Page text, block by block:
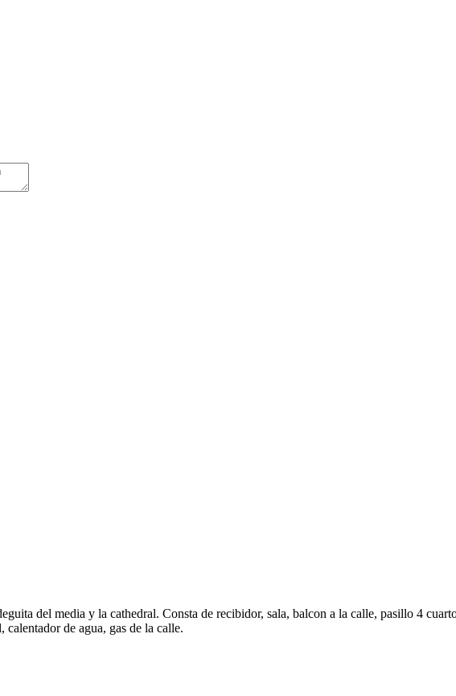
del media y la cathedral. Consta de recibidor, sala, balcon a la calle, pasillo 4
calentador de agua, gas de la calle.